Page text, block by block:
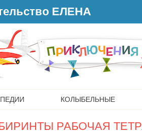
ЕЛЕНА
КОЛЫБЕЛЬНЫЕ
РАБОЧАЯ